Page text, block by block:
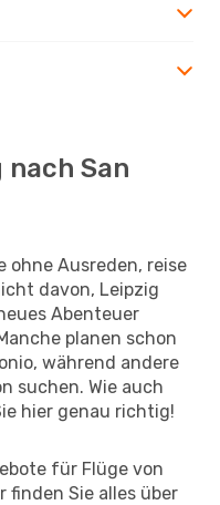
nach San
ohne Ausreden, reise
davon, Leipzig
Abenteuer
planen schon
während andere
suchen. Wie auch
hier genau richtig!
für Flüge von
finden Sie alles über